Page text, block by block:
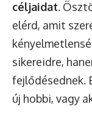
céljaidat.
elérd, amit
sikereidre,
fejlődésednek.
új hobbi, vagy